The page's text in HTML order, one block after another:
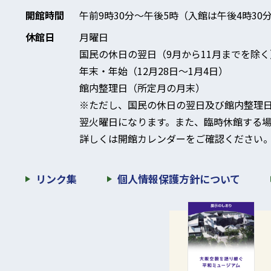
開館時間 午前9時30分～午後5時 （入館は午後4時30
休館日
月曜日
国民の休日の翌日（9月から11月までを除
年末・年始（12月28日～1月4日）
館内整理日（所定月の月末）
※ただし、国民の休日の翌日及び館内整理
翌火曜日になります。 また、臨時休館する
詳しくは開館カレンダーをご確認ください
リンク集 個人情報保護方針について